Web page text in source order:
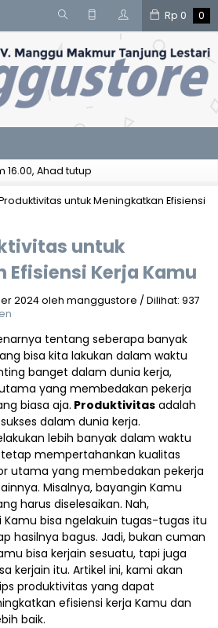
Rp 0 0
16.00, Ahad tutup
untuk Meningkatkan Efisiensi
untuk
Efisiensi Kerja Kamu
2024 oleh manggustore / Dilihat: 937
tentang seberapa banyak
bisa kita lakukan dalam waktu
banget dalam dunia kerja,
yang membedakan pekerja
biasa aja. Produktivitas adalah
dalam dunia kerja.
lebih banyak dalam waktu
mempertahankan kualitas
utama yang membedakan pekerja
Misalnya, bayangin Kamu
harus diselesaikan. Nah,
bisa ngelakuin tugas-tugas itu
hasilnya bagus. Jadi, bukan cuman
bisa kerjain sesuatu, tapi juga
kerjain itu. Artikel ini, kami akan
produktivitas yang dapat
efisiensi kerja Kamu dan
baik.